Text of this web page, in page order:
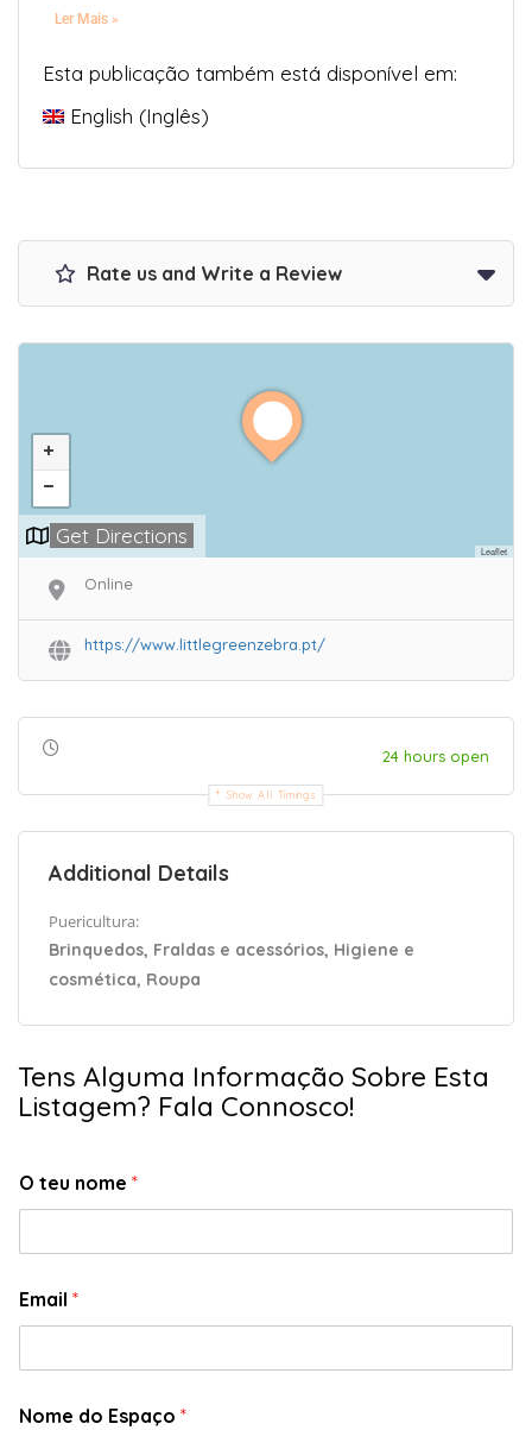
Ler Mais »
Esta publicação também está disponível em:
English (Inglês)
Rate us and Write a Review
Leaflet
Get Directions
Online
https://www.littlegreenzebra.pt/
24 hours open
Show All Timings
Additional Details
Puericultura:
Brinquedos, Fraldas e acessórios, Higiene e
cosmética, Roupa
Tens Alguma Informação Sobre Esta
Listagem? Fala Connosco!
O teu nome *
Email *
Nome do Espaço *